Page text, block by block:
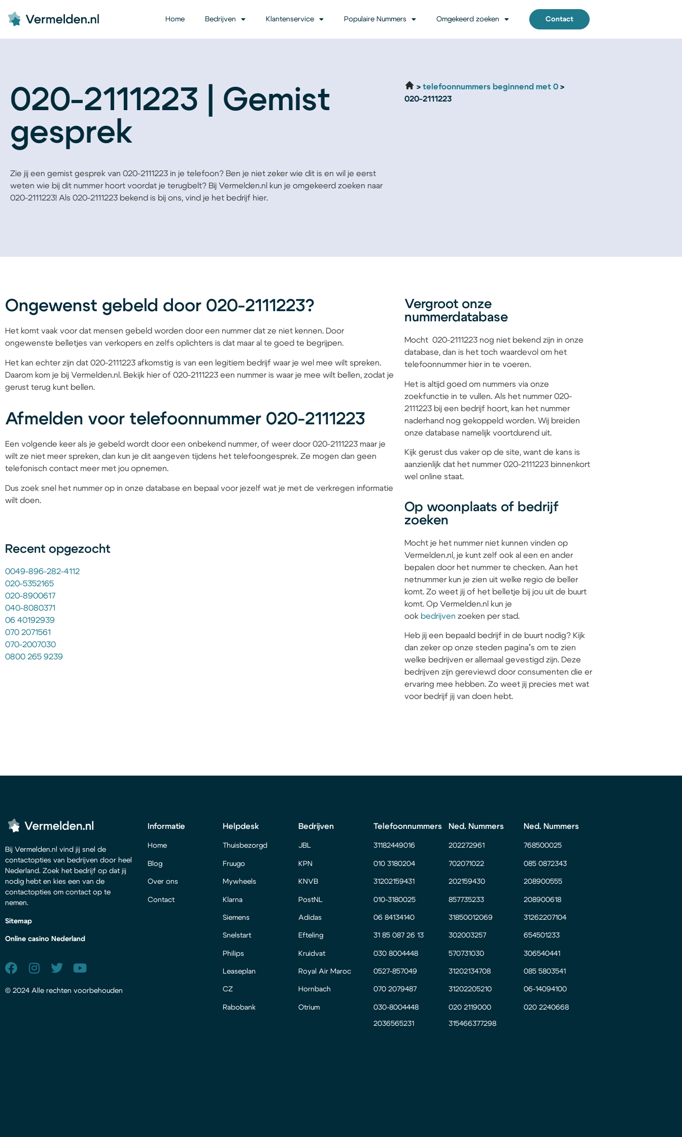
Home Bedrijven Klantenservice Populaire Nummers Omgekeerd zoeken Contact
020-2111223 | Gemist
gesprek
Zie jij een gemist gesprek van 020-2111223 in je telefoon? Ben je niet zeker wie dit is en wil je eerst
weten wie bij dit nummer hoort voordat je terugbelt? Bij Vermelden.nl kun je omgekeerd zoeken naar
020-2111223! Als 020-2111223 bekend is bij ons, vind je het bedrijf hier.
telefoonnummers beginnend met 0
020-2111223
Ongewenst gebeld door 020-2111223?
Het komt vaak voor dat mensen gebeld worden door een nummer dat ze niet kennen. Door
ongewenste belletjes van verkopers en zelfs oplichters is dat maar al te goed te begrijpen.
Het kan echter zijn dat 020-2111223 afkomstig is van een legitiem bedrijf waar je wel mee wilt spreken.
Daarom kom je bij Vermelden.nl. Bekijk hier of 020-2111223 een nummer is waar je mee wilt bellen, zodat je
gerust terug kunt bellen.
Afmelden voor telefoonnummer 020-2111223
Een volgende keer als je gebeld wordt door een onbekend nummer, of weer door 020-2111223 maar je
wilt ze niet meer spreken, dan kun je dit aangeven tijdens het telefoongesprek. Ze mogen dan geen
telefonisch contact meer met jou opnemen.
Dus zoek snel het nummer op in onze database en bepaal voor jezelf wat je met de verkregen informatie
wilt doen.
Recent opgezocht
0049-896-282-4112
020-5352165
020-8900617
040-8080371
06 40192939
070 2071561
070-2007030
0800 265 9239
Vergroot onze
nummerdatabase
Mocht 020-2111223 nog niet bekend zijn in onze
database, dan is het toch waardevol om het
telefoonnummer hier in te voeren.
Het is altijd goed om nummers via onze
zoekfunctie in te vullen. Als het nummer 020-
2111223 bij een bedrijf hoort, kan het nummer
naderhand nog gekoppeld worden. Wij breiden
onze database namelijk voortdurend uit.
Kijk gerust dus vaker op de site, want de kans is
aanzienlijk dat het nummer 020-2111223 binnenkort
wel online staat.
Op woonplaats of bedrijf
zoeken
Mocht je het nummer niet kunnen vinden op
Vermelden.nl, je kunt zelf ook al een en ander
bepalen door het nummer te checken. Aan het
netnummer kun je zien uit welke regio de beller
komt. Zo weet jij of het belletje bij jou uit de buurt
komt. Op Vermelden.nl kun je
ook bedrijven zoeken per stad.
Heb jij een bepaald bedrijf in de buurt nodig? Kijk
dan zeker op onze steden pagina’s om te zien
welke bedrijven er allemaal gevestigd zijn. Deze
bedrijven zijn gereviewd door consumenten die er
ervaring mee hebben. Zo weet jij precies met wat
voor bedrijf jij van doen hebt.
Bij Vermelden.nl vind jij snel de
contactopties van bedrijven door heel
Nederland. Zoek het bedrijf op dat jij
nodig hebt en kies een van de
contactopties om contact op te
nemen.
Sitemap
Online casino Nederland
© 2024 Alle rechten voorbehouden
Informatie
Home
Blog
Over ons
Contact
Helpdesk
Thuisbezorgd
Fruugo
Mywheels
Klarna
Siemens
Snelstart
Philips
Leaseplan
CZ
Rabobank
Bedrijven
JBL
KPN
KNVB
PostNL
Adidas
Efteling
Kruidvat
Royal Air Maroc
Hornbach
Otrium
Telefoonnummers
31182449016
010 3180204
31202159431
010-3180025
06 84134140
31 85 087 26 13
030 8004448
0527-857049
070 2079487
030-8004448
2036565231
Ned. Nummers
202272961
702071022
202159430
857735233
31850012069
302003257
570731030
31202134708
31202205210
020 2119000
315466377298
Ned. Nummers
768500025
085 0872343
208900555
208900618
31262207104
654501233
306540441
085 5803541
06-14094100
020 2240668